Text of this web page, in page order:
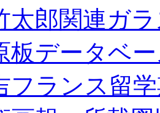
太郎関連ガ
板データベ
フランス留